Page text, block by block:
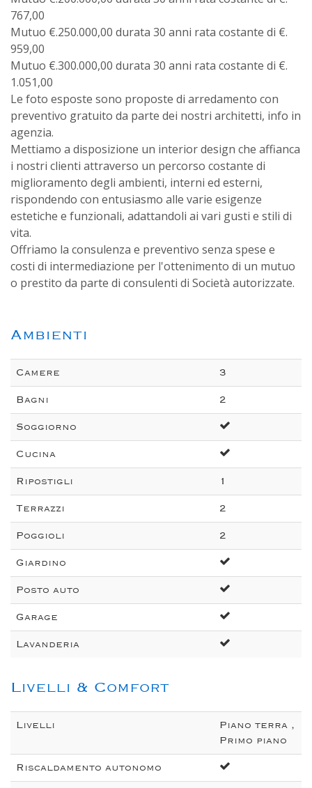
767,00
Mutuo €.250.000,00 durata 30 anni rata costante di €.
959,00
Mutuo €.300.000,00 durata 30 anni rata costante di €.
1.051,00
Le foto esposte sono proposte di arredamento con
preventivo gratuito da parte dei nostri architetti, info in
agenzia.
Mettiamo a disposizione un interior design che affianca
i nostri clienti attraverso un percorso costante di
miglioramento degli ambienti, interni ed esterni,
rispondendo con entusiasmo alle varie esigenze
estetiche e funzionali, adattandoli ai vari gusti e stili di
vita.
Offriamo la consulenza e preventivo senza spese e
costi di intermediazione per l'ottenimento di un mutuo
o prestito da parte di consulenti di Società autorizzate.
Ambienti
Camere 3
Bagni 2
Soggiorno
Cucina
Ripostigli 1
Terrazzi 2
Poggioli 2
Giardino
Posto auto
Garage
Lavanderia
Livelli & Comfort
Livelli Piano terra ,
Primo piano
Riscaldamento autonomo